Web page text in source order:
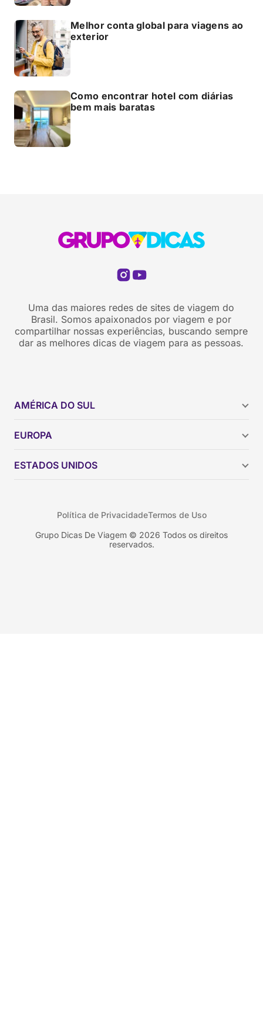
Melhor conta global para viagens ao
exterior
Como encontrar hotel com diárias
bem mais baratas
Uma das maiores redes de sites de viagem do
Brasil. Somos apaixonados por viagem e por
compartilhar nossas experiências, buscando sempre
dar as melhores dicas de viagem para as pessoas.
AMÉRICA DO SUL
Brasil
Colômbia
EUROPA
ESTADOS UNIDOS
Nova York
Grupo Dicas De Viagem © 2026 Todos os direitos
reservados.
Política de PrivacidadeTermos de Uso